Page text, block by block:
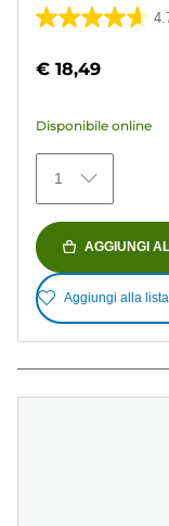
4.7
5
79
recensioni
€ 18,49
Disponibile online
1
AGGIUNGI
Aggiungi alla